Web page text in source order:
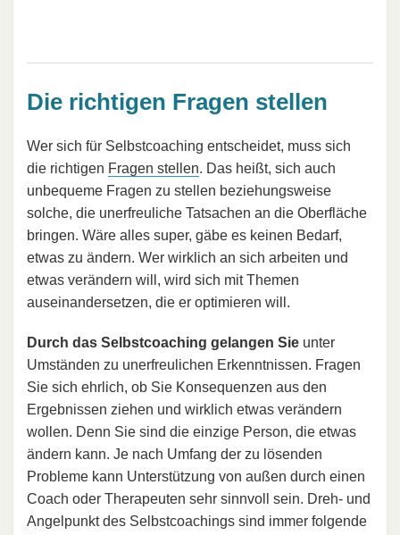
Die richtigen Fragen stellen
Wer sich für Selbstcoaching entscheidet, muss sich
die richtigen Fragen stellen. Das heißt, sich auch
unbequeme Fragen zu stellen beziehungsweise
solche, die unerfreuliche Tatsachen an die Oberfläche
bringen. Wäre alles super, gäbe es keinen Bedarf,
etwas zu ändern. Wer wirklich an sich arbeiten und
etwas verändern will, wird sich mit Themen
auseinandersetzen, die er optimieren will.
Durch das Selbstcoaching gelangen Sie unter
Umständen zu unerfreulichen Erkenntnissen. Fragen
Sie sich ehrlich, ob Sie Konsequenzen aus den
Ergebnissen ziehen und wirklich etwas verändern
wollen. Denn Sie sind die einzige Person, die etwas
ändern kann. Je nach Umfang der zu lösenden
Probleme kann Unterstützung von außen durch einen
Coach oder Therapeuten sehr sinnvoll sein. Dreh- und
Angelpunkt des Selbstcoachings sind immer folgende